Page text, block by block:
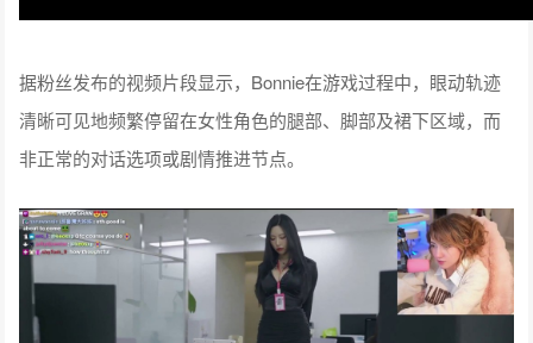
据粉丝发布的视频片段显示，Bonnie在游戏过程中，眼动轨迹
清晰可见地频繁停留在女性角色的腿部、脚部及裙下区域，而
非正常的对话选项或剧情推进节点。